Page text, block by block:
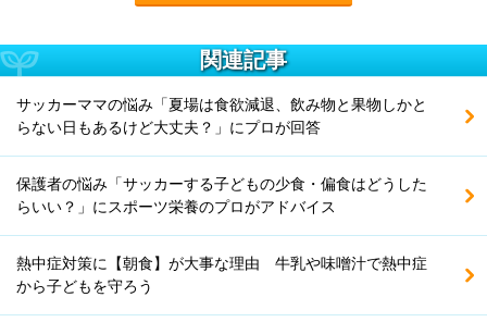
関連記事
サッカーママの悩み「夏場は食欲減退、飲み物と果物しかと
らない日もあるけど大丈夫？」にプロが回答
保護者の悩み「サッカーする子どもの少食・偏食はどうした
らいい？」にスポーツ栄養のプロがアドバイス
熱中症対策に【朝食】が大事な理由 牛乳や味噌汁で熱中症
から子どもを守ろう